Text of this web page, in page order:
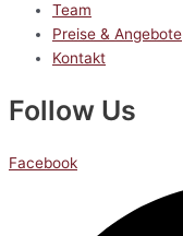
Team
Preise & Angebote
Kontakt
Follow Us
Facebook